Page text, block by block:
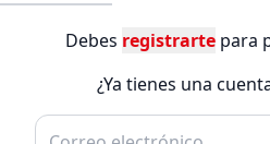
Debes registrartepara
¿Ya tienes una